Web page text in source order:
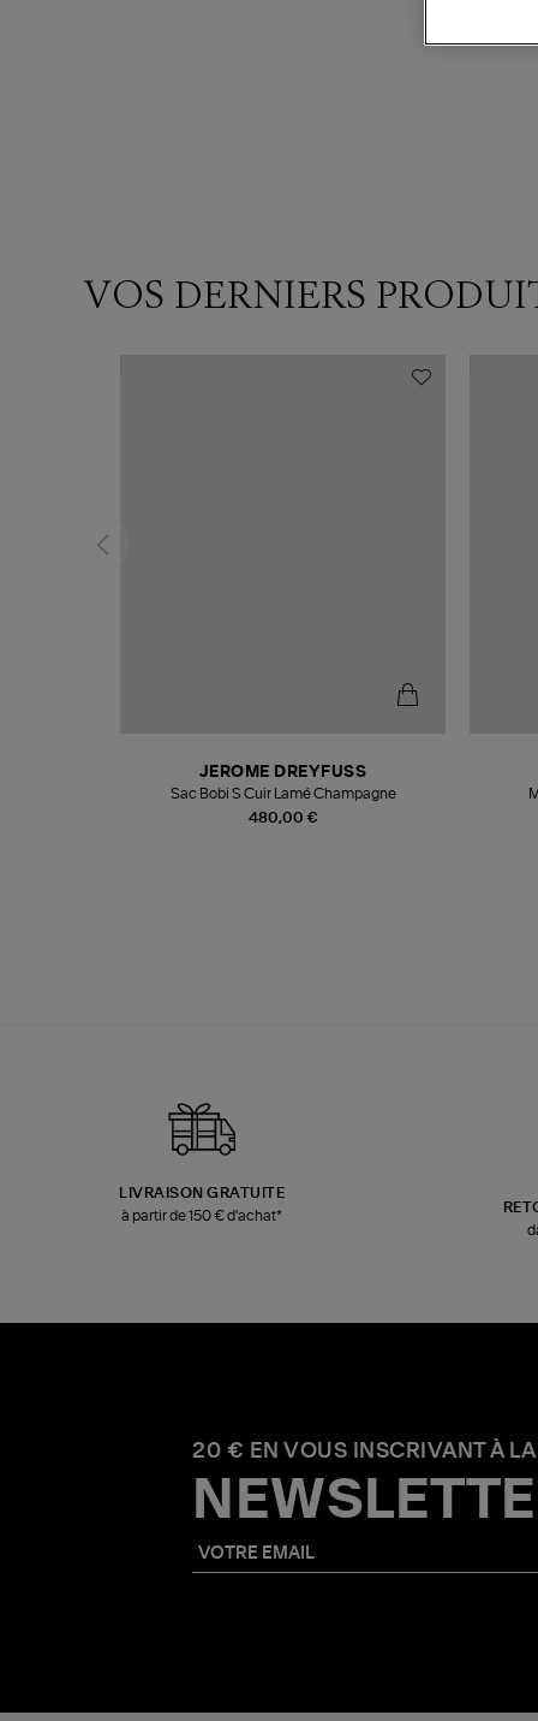
VOS DERNIERS
480,00 €
JEROME DREYFUSS
Sac Bobi S Cuir Lamé Champagne
LIVRAISON GRATUITE
à partir de 150 € d'achat*
20 € EN VOUS INSCRIVANT À LA